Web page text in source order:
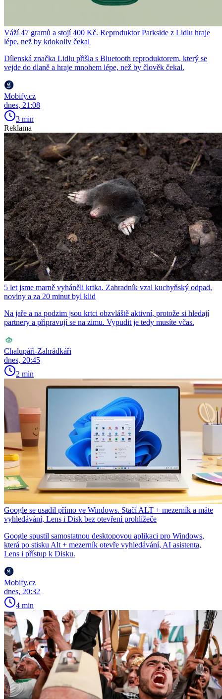
Váží 47 gramů a stojí 400 Kč. Reproduktor Parkside z Lidlu hraje
lépe, než by kdokoliv čekal
Dílenská značka Lidlu přišla s Bluetooth reproduktorem, který se
vejde do dlaně a hraje mnohem lépe, než by člověk čekal.
Mobify.cz
dnes, 21:08
3 min
Reklama
5 let jsme marně vyháněli krtka. Zahradník vzal kuchyňský odpad,
noviny a za 20 minut byl klid
Na jaře a na podzim jsou krtci obzvláště aktivní, protože si hledají
partnery a připravují se na zimu. Vypudit je tedy musíte včas.
Chalupáři-Zahrádkáři
dnes, 20:45
2 min
Google se usadil přímo ve Windows. Stačí ALT + mezerník a máte
vyhledávání, Lens i Disk bez otevření prohlížeče
Google spustil samostatnou desktopovou aplikaci pro Windows,
která po stisku Alt + mezerník otevře vyhledávání, AI asistenta,
Lens i přístup k Disku.
Mobify.cz
dnes, 20:32
4 min